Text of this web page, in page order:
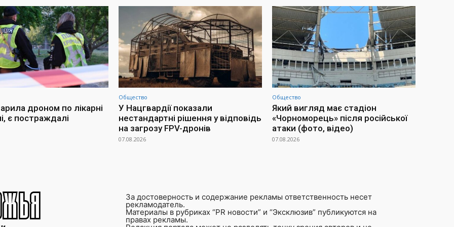
дроном по лікарні
є постраждалі
Общество
У Нацгвардії показали
нестандартні рішення у відповідь
на загрозу FPV-дронів
07.08.2026
Общество
Який вигляд має стадіон
«Чорноморець» після російської
атаки (фото, відео)
07.08.2026
За достоверность и содержание рекламы ответственность несет
рекламодатель.
Материалы в рубриках “PR новости” и “Эксклюзив” публикуются на
правах рекламы.